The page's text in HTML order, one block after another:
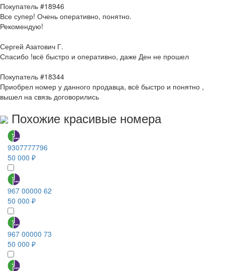
Покупатель #18946
Все супер! Очень оперативно, понятно.
Рекомендую!
Сергей Азатович Г.
Спасибо !всё быстро и оперативно, даже Ден не прошел
Покупатель #18344
Приобрел номер у данного продавца, всё быстро и понятно ,
вышел на связь договорились
Похожие красивые номера
9307777796
50 000 ₽
967 00000 62
50 000 ₽
967 00000 73
50 000 ₽